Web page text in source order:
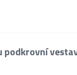
podkrovní